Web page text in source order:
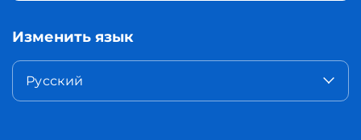
Изменить язык
Русский